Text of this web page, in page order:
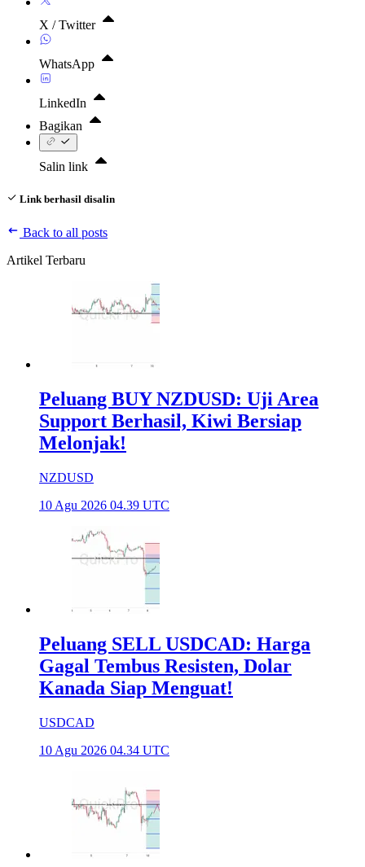
X / Twitter
WhatsApp
LinkedIn
Bagikan
Salin link
Link berhasil disalin
Back to all posts
Artikel Terbaru
Peluang BUY NZDUSD: Uji Area
Support Berhasil, Kiwi Bersiap
Melonjak!
NZDUSD
10 Agu 2026 04.39 UTC
Peluang SELL USDCAD: Harga
Gagal Tembus Resisten, Dolar
Kanada Siap Menguat!
USDCAD
10 Agu 2026 04.34 UTC